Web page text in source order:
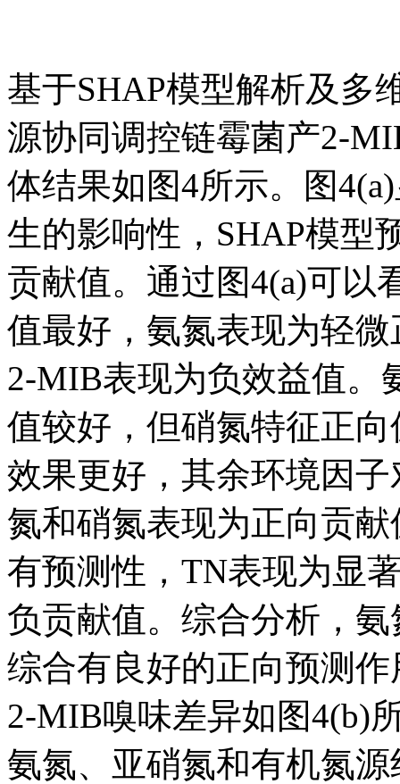
基于SHAP模型解析及多
源协同调控链霉菌产2-
体结果如图4所示。图
生的影响性，SHAP模型
贡献值。通过图4(a)可以
值最好，氨氮表现为轻
2-MIB表现为负效益值。
值较好，但硝氮特征正
效果更好，其余环境因
氮和硝氮表现为正向贡
有预测性，TN表现为显
负贡献值。综合分析，
综合有良好的正向预测
2-MIB嗅味差异如图4(b)
氨氮、亚硝氮和有机氮